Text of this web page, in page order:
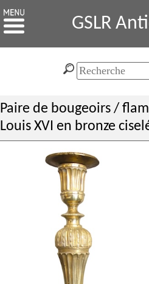
GSLR
Paire de bougeoirs /
Louis XVI en bronze